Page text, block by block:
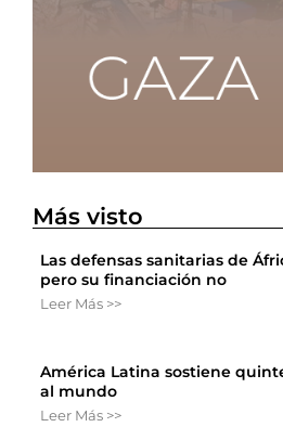
Más visto
Las defensas sanitarias de
pero su financiación no
Leer Más >>
América Latina sostiene
al mundo
Leer Más >>